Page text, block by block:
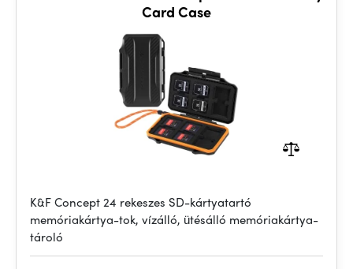
Card Case
K&F Concept 24 rekeszes SD-kártyatartó
memóriakártya-tok, vízálló, ütésálló memóriakártya-
tároló